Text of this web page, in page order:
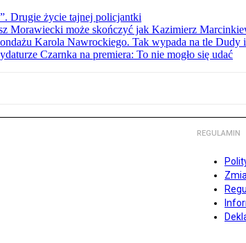
Drugie życie tajnej policjantki
Morawiecki może skończyć jak Kazimierz
Karola Nawrockiego. Tak wypada na tle Dudy
Czarnka na premiera: To nie mogło się udać
REGULAMIN